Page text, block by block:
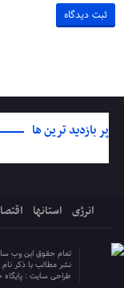
پر بازدید ترین ها
انرژی استانها
تمام حقوق این وب
نشر مطالب با ذکر نام
طراحی سایت :